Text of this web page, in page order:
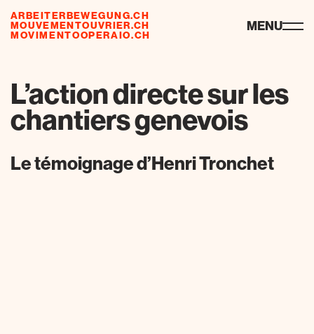
ARBEITERBEWEGUNG.CH
MOUVEMENTOUVRIER.CH
MOVIMENTOOPERAIO.CH
risorse MENU
L’action directe sur les
chantiers genevois
Le témoignage d’Henri Tronchet